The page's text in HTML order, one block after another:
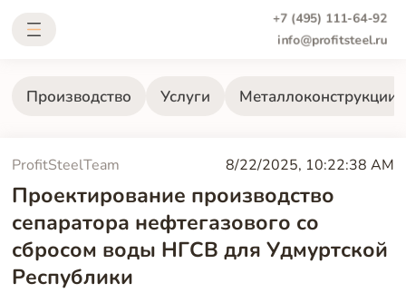
+7 (495) 111-64-92
info@profitsteel.ru
Производство Услуги Металлоконструкции
ProfitSteelTeam 8/22/2025, 10:22:38 AM
Проектирование производство
сепаратора нефтегазового со
сбросом воды НГСВ для Удмуртской
Республики